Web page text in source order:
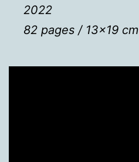
2022
82 pages / 13×19 cm